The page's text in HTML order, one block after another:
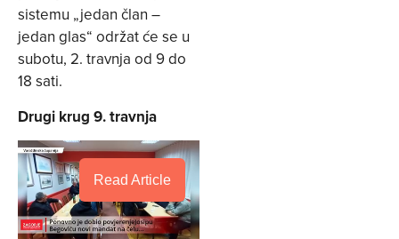
sistemu „jedan član –
jedan glas“ održat će se u
subotu, 2. travnja od 9 do
18 sati.
Drugi krug 9. travnja
Read Article